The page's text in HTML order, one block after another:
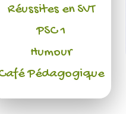
Réussites en SVT
PSC 1
Humour
Pédagogique